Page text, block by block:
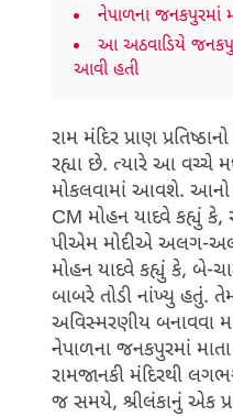
નેપાળના જનકપુરમાં
આ અઠવાડિયે જનકપુર
આવી હતી
રામ મંદિર પ્રાણ
રહ્યા છે. ત્યારે આ વચ્ચે
મોકલવામાં આવશે. આનો
CM મોહન યાદવે કહ્યું
પીએમ મોદીએ અલગ-
મોહન યાદવે કહ્યું કે, બે-
બાબરે તોડી નાંખ્યુ હતું.
અવિસ્મરણીય બનાવવા
નેપાળના જનકપુરમાં
રામજાનકી મંદિરથી
જ સમયે, શ્રીલંકાનું એક